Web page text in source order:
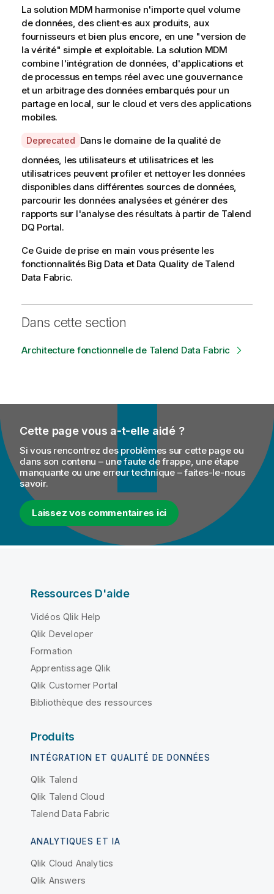
La solution MDM harmonise n'importe quel volume
de données, des client·es aux produits, aux
fournisseurs et bien plus encore, en une "version de
la vérité" simple et exploitable. La solution MDM
combine l'intégration de données, d'applications et
de processus en temps réel avec une gouvernance
et un arbitrage des données embarqués pour un
partage en local, sur le cloud et vers des applications
mobiles.
A
v
a
i
l
a
b
i
l
i
t
-
n
o
e
Deprecated Dans le domaine de la qualité de
données, les utilisateurs et utilisatrices et les
utilisatrices peuvent profiler et nettoyer les données
disponibles dans différentes sources de données,
parcourir les données analysées et générer des
rapports sur l'analyse des résultats à partir de Talend
DQ Portal.
Ce Guide de prise en main vous présente les
fonctionnalités Big Data et Data Quality de Talend
Data Fabric.
Dans cette section
Architecture fonctionnelle de Talend Data Fabric
Cette page vous a-t-elle aidé ?
Si vous rencontrez des problèmes sur cette page ou
dans son contenu – une faute de frappe, une étape
manquante ou une erreur technique – faites-le-nous
savoir.
Laissez vos commentaires ici
Ressources D'aide
Vidéos Qlik Help
Qlik Developer
Formation
Apprentissage Qlik
Qlik Customer Portal
Bibliothèque des ressources
Produits
INTÉGRATION ET QUALITÉ DE DONNÉES
Qlik Talend
Qlik Talend Cloud
Talend Data Fabric
ANALYTIQUES ET IA
Qlik Cloud Analytics
Qlik Answers